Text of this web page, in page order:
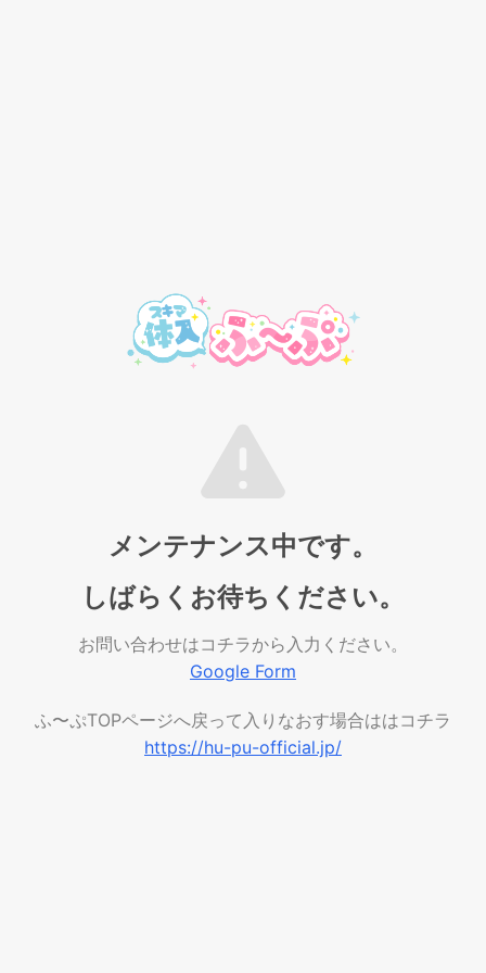
メンテナンス中です。
しばらくお待ちください。
お問い合わせはコチラから入力ください。
Google Form
ふ〜ぷTOPページへ戻って入りなおす場合ははコチラ
https://hu-pu-official.jp/